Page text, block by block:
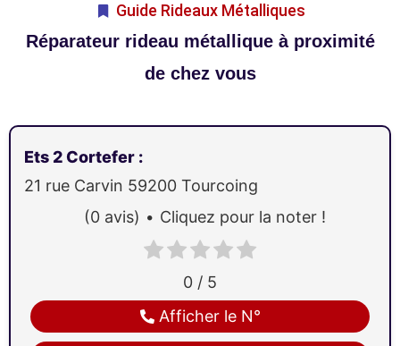
Guide Rideaux Métalliques
Réparateur rideau métallique à proximité
de chez vous
Ets 2 Cortefer :
21 rue Carvin 59200 Tourcoing
Afficher le N°
0 / 5
(0 avis) Cliquez pour la noter !